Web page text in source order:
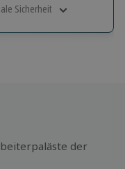
Sicherheit
der